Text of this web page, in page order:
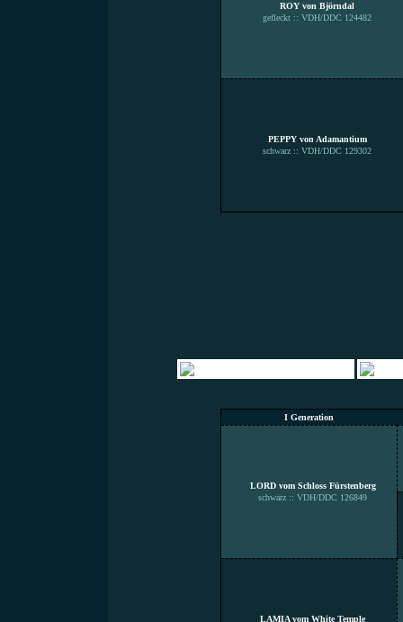
ROY von Björndal
gefleckt :: VDH/DDC 124482
PEPPY von Adamantium
schwarz :: VDH/DDC 129302
I Generation
LORD vom Schloss Fürstenberg
schwarz :: VDH/DDC 126849
LAMIA vom White Temple